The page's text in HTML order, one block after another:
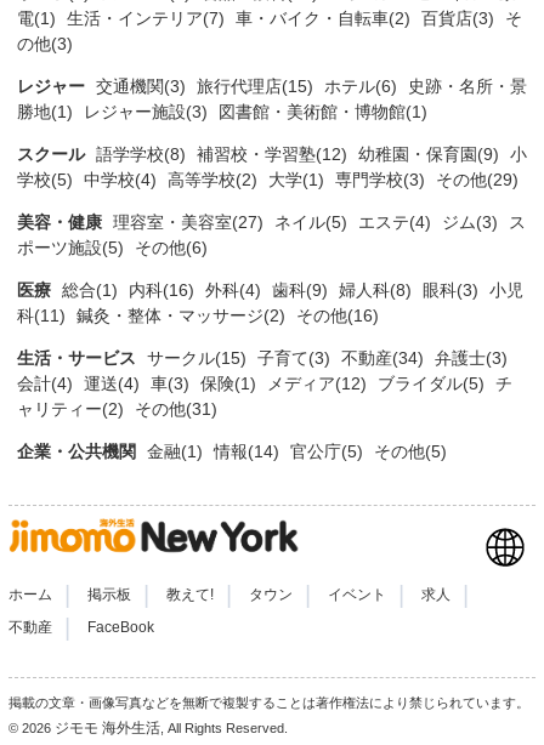
電(1)
生活・インテリア(7) 車・バイク・自転車(2) 百貨店(3)
そ
の他(3)
レジャー 交通機関(3) 旅行代理店(15) ホテル(6)
史跡・名所・景
勝地(1)
レジャー施設(3) 図書館・美術館・博物館(1)
スクール 語学学校(8) 補習校・学習塾(12) 幼稚園・保育園(9)
小
学校(5)
中学校(4) 高等学校(2) 大学(1) 専門学校(3) その他(29)
美容・健康 理容室・美容室(27) ネイル(5) エステ(4) ジム(3)
ス
ポーツ施設(5)
その他(6)
医療 総合(1) 内科(16) 外科(4) 歯科(9) 婦人科(8) 眼科(3)
小児
科(11)
鍼灸・整体・マッサージ(2) その他(16)
生活・サービス サークル(15) 子育て(3) 不動産(34)
弁護士(3)
会計(4)
運送(4) 車(3) 保険(1) メディア(12) ブライダル(5)
チ
ャリティー(2)
その他(31)
企業・公共機関 金融(1) 情報(14) 官公庁(5) その他(5)
ホーム 掲示板 教えて! タウン イベント 求人
不動産 FaceBook
掲載の文章・画像写真などを無断で複製することは著作権法により禁じられています。
© 2026 ジモモ 海外生活 , All Rights Reserved.